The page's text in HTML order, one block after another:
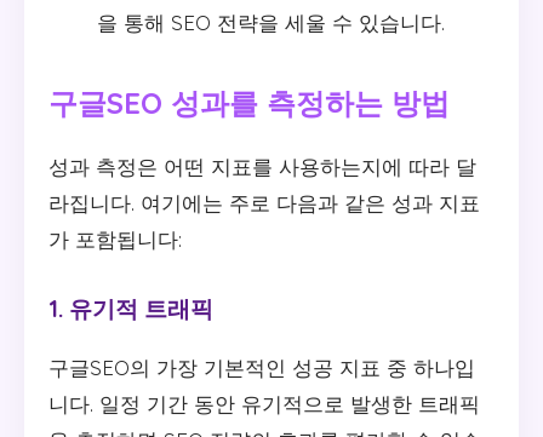
을 통해 SEO 전략을 세울 수 있습니다.
구글SEO 성과를 측정하는 방법
성과 측정은 어떤 지표를 사용하는지에 따라 달
라집니다. 여기에는 주로 다음과 같은 성과 지표
가 포함됩니다:
1. 유기적 트래픽
구글SEO의 가장 기본적인 성공 지표 중 하나입
니다. 일정 기간 동안 유기적으로 발생한 트래픽